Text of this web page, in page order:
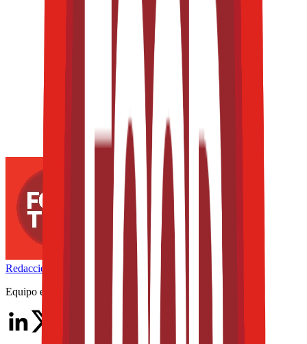
Redacción
THE FOOD TECH
Equipo editorial de contenidos